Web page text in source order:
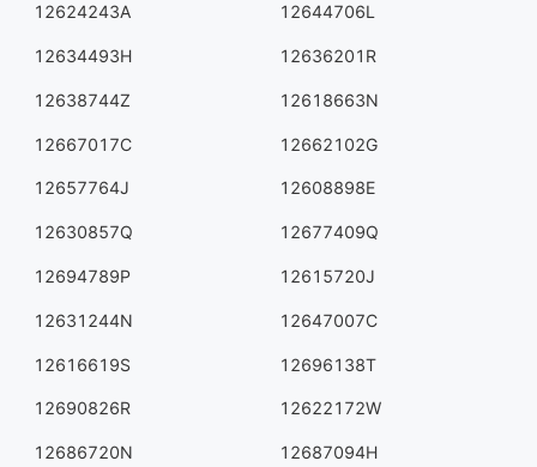
12624243A 12644706L
12634493H 12636201R
12638744Z 12618663N
12667017C 12662102G
12657764J 12608898E
12630857Q 12677409Q
12694789P 12615720J
12631244N 12647007C
12616619S 12696138T
12690826R 12622172W
12686720N 12687094H